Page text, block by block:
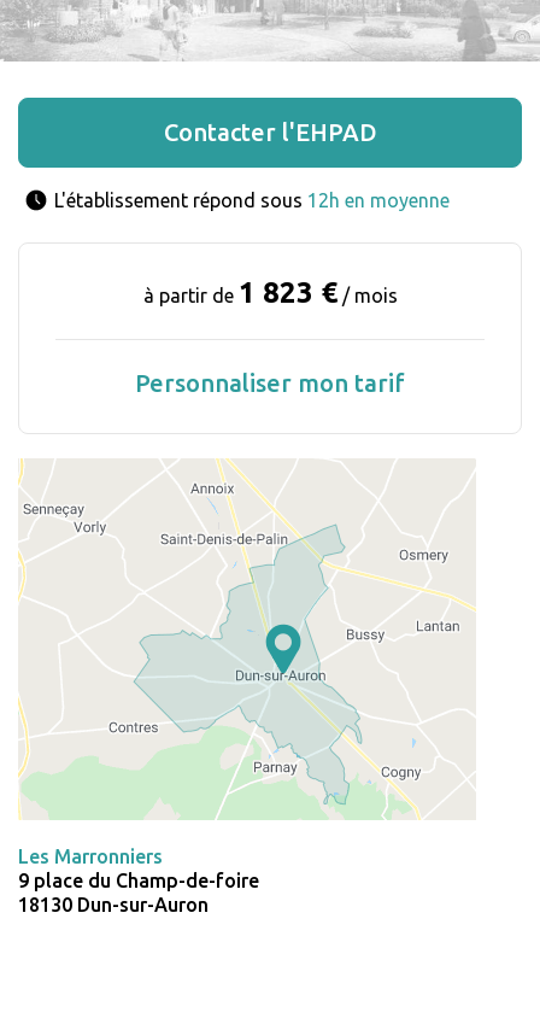
Contacter l'EHPAD
L'établissement répond sous 12h en moyenne
à partir de 1 823 €/ mois
Personnaliser mon tarif
Les Marronniers
9 place du Champ-de-foire
18130 Dun-sur-Auron